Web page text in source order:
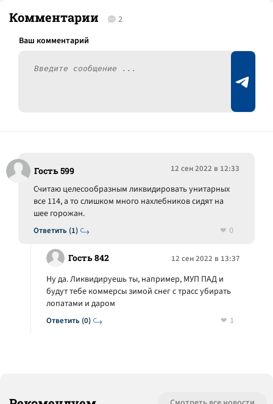
Комментарии 2
Гость 599 12 сен 2022 в 12:33
Ответить (1)
Считаю целесообразным ликвидировать унитарных
все 114, а то слишком много нахлебников сидят на
шее горожан.
0
Гость 842 12 сен 2022 в 13:37
Ответить (0)
Ну да. Ликвидируешь ты, например, МУП ПАД и
будут тебе коммерсы зимой снег с трасс убирать
лопатами и даром
1